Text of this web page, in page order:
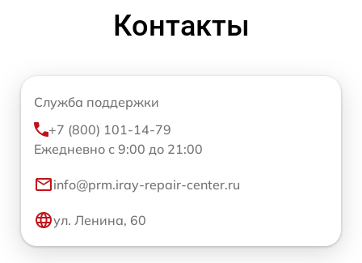
Контакты
Служба поддержки
+7 (800) 101-14-79
Ежедневно с 9:00 до 21:00
info@prm.iray-repair-center.ru
ул. Ленина, 60